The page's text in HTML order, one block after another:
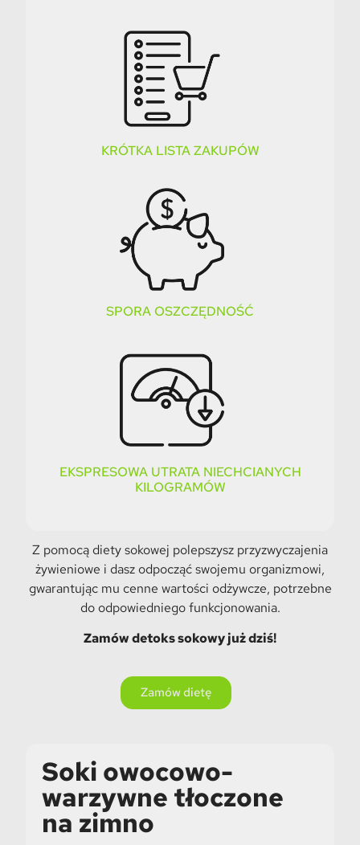
KRÓTKA LISTA ZAKUPÓW
SPORA OSZCZĘDNOŚĆ
EKSPRESOWA UTRATA NIECHCIANYCH
KILOGRAMÓW
Z pomocą diety sokowej polepszysz przyzwyczajenia
żywieniowe i dasz odpocząć swojemu organizmowi,
gwarantując mu cenne wartości odżywcze, potrzebne
do odpowiedniego funkcjonowania.
Zamów detoks sokowy już dziś!
Zamów dietę
Soki owocowo-
warzywne tłoczone
na zimno